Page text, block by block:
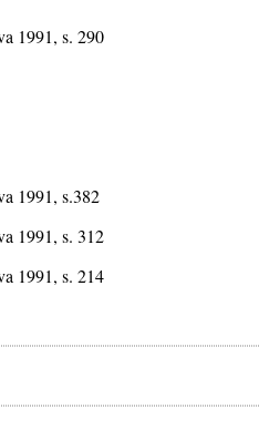
1991, s. 290
1991, s.382
1991, s. 312
1991, s. 214